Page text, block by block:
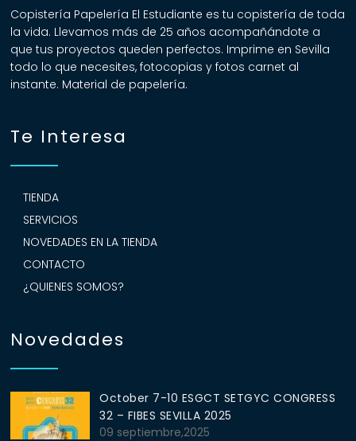
Copistería Papelería El Estudiante es tu copistería de toda
la vida. Llevamos más de 25 años acompañándote a
que tus proyectos queden perfectos. Imprime en Sevilla
todo lo que necesites, fotocopias y fotos carnet al
instante. Material de papelería.
Te Interesa
TIENDA
SERVICIOS
NOVEDADES EN LA TIENDA
CONTACTO
¿QUIENES SOMOS?
Novedades
October 7-10 ESGCT SETGYC CONGRESS
32 – FIBES SEVILLA 2025
09 septiembre,2025